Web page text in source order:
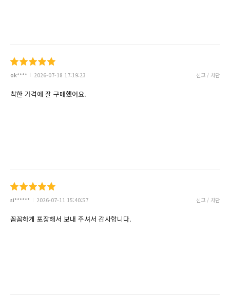
ok**** 2026-07-18 17:19:23 신고 / 차단
착한 가격에 잘 구매했어요.
si****** 2026-07-11 15:40:57 신고 / 차단
꼼꼼하게 포장해서 보내 주셔서 감사합니다.